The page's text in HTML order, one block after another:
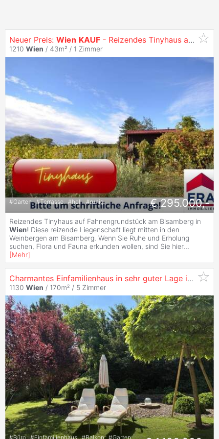
Neuer Preis: Wien KAUF - Reizendes Tinyhaus am Bisamberg
1210 Wien / 43m² / 1 Zimmer
#Garten #Terrasse #hell #ruhig € 295.000,-
Reizendes Tinyhaus auf Fahnengrundstück am Bisamberg in
Wien! Diese reizende Liegenschaft liegt mitten in den
Weinbergen am Bisamberg. Wenn Sie Ruhe und Erholung
suchen, Flora und Fauna erkunden wollen, sind Sie hier...
[Mehr]
Charmantes Einfamilienhaus in sehr guter Lage in Lainz - zu
1130 Wien / 170m² / 5 Zimmer
#Büro #Einfamilienhaus #Balkon #Garten